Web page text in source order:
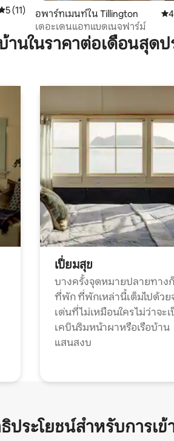
ะแนนเฉลี่ย 5 จาก 5, 11 รีวิว
5 (11)
อพาร์ทเมนท์ใน Tillington คะ
เดอะเดนแอทแบดเนจฟาร์ม์
นในราคาต่อเดือนสุด
เปี่ยมสุข
บางครั้งจุดหมายปลายทาง
ที่พัก ที่พักเหล่านี้เต็มไปด้วย
เด่นที่ไม่เหมือนใคร ไม่ว่าจะ
เคบินริมหน้าผาหรือเรือบ้าน
แสนสงบ
ระโยชน์สำหรับการเข้